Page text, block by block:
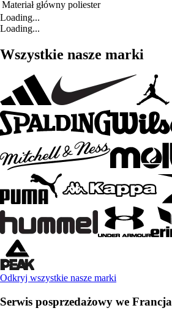
Materiał główny poliester
Loading...
Loading...
Wszystkie nasze marki
Odkryj wszystkie nasze marki
Serwis posprzedażowy we Francja